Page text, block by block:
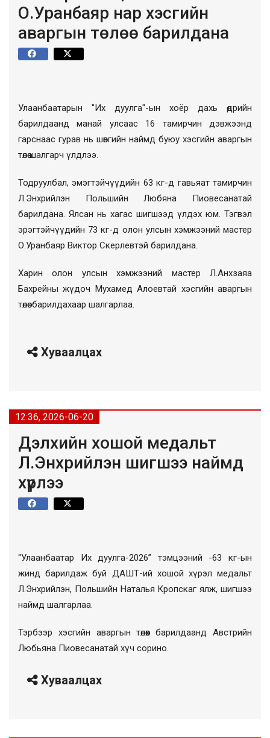
О.Уранбаяр нар хэсгийн
аваргын төлөө барилдана
Улаанбаатарын "Их дуулга"-ын хоёр дахь өдрийн
барилдаанд манай улсаас 16 тамирчин дэвжээнд
гарснаас гурав нь шөвгийн наймд буюу хэсгийн аваргын
төлөө шалгарч үлдлээ.
Тодруулбал, эмэгтэйчүүдийн 63 кг-д гавьяат тамирчин
Л.Энхрийлэн Польшийн Любяна Пиовесанатай
барилдана. Ялсан нь хагас шигшээд үлдэх юм. Тэгвэл
эрэгтэйчүүдийн 73 кг-д олон улсын хэмжээний мастер
О.Уранбаяр Виктор Скерлевтэй барилдана.
Харин олон улсын хэмжээний мастер Л.Анхзаяа
Бахрейны жүдоч Мухамед Алоевтай хэсгийн аваргын
төлөө барилдахаар шалгарлаа.
Хуваалцах
12:36, 2026-06-20
Дэлхийн хошой медальт
Л.Энхрийлэн шигшээ наймд
хүрлээ
“Улаанбаатар Их дуулга-2026” тэмцээний -63 кг-ын
жинд барилдаж буй ДАШТ-ий хошой хүрэл медальт
Л.Энхрийлэн, Польшийн Наталья Кропскаг ялж, шигшээ
наймд шалгарлаа.
Тэрбээр хэсгийн аваргын төлөөх барилдаанд Австрийн
Любьяна Пиовесанатай хүч сорино.
Хуваалцах